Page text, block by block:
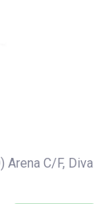
C/F, Diva